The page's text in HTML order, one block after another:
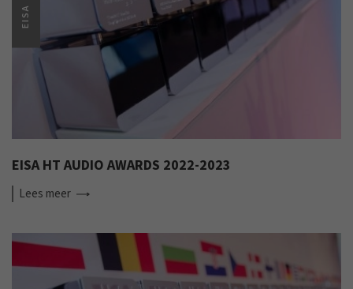
EISA
EISA HT AUDIO AWARDS 2022-2023
Lees meer